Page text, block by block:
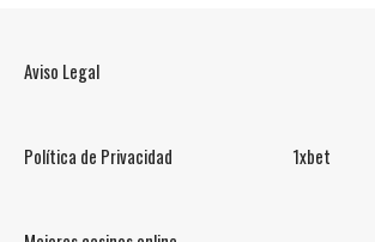
Aviso Legal
Política de Privacidad 1xbet